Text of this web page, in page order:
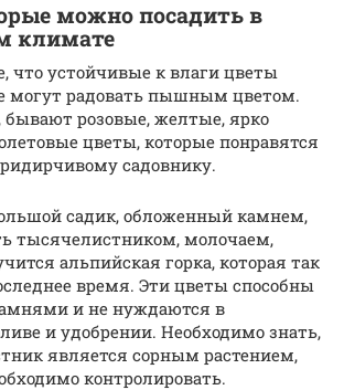
можно посадить в
климате
что устойчивые к влаги цветы
могут радовать пышным цветом.
розовые, желтые, ярко
цветы, которые понравятся
садовнику.
садик, обложенный камнем,
тысячелистником, молочаем,
альпийская горка, которая так
время. Эти цветы способны
и не нуждаются в
и удобрении. Необходимо знать,
является сорным растением,
контролировать.